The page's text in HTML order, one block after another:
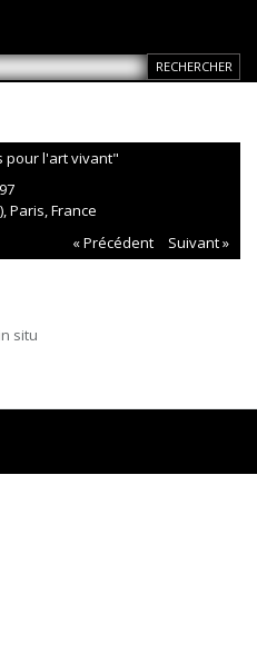
pour l'art vivant"
Paris, France
« Précédent
Suivant »
situ